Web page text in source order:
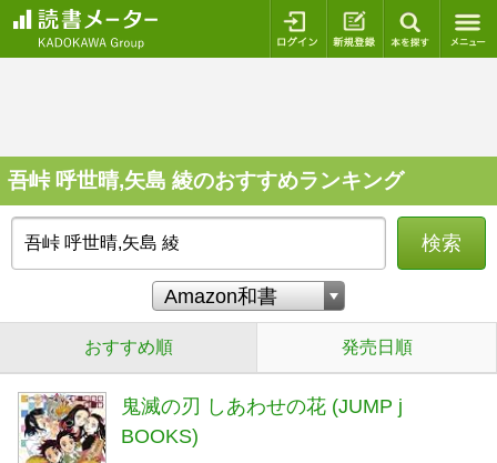
ログイン 新規登録
吾峠 呼世晴,矢島 綾のおすすめランキング
検索
おすすめ順 発売日順
鬼滅の刃 しあわせの花 (JUMP j
BOOKS)